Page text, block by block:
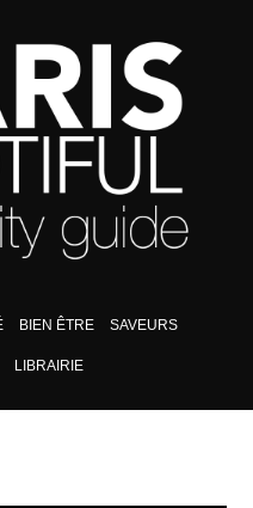
BIEN ÊTRE SAVEURS
LIBRAIRIE